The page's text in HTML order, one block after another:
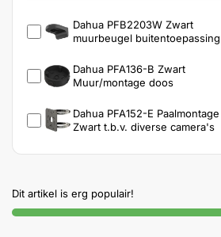
Dahua PFB2203W Zwart
muurbeugel buitentoepassing
Dahua PFA136-B Zwart
Muur/montage doos
Dahua PFA152-E Paalmontage
Zwart t.b.v. diverse camera's
Dit artikel is erg populair!